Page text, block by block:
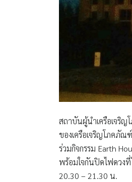
สถาบันผู้นำเครือเจริ
ของเครือเจริญโภคภัณ
ร่วมกิจกรรม Earth
พร้อมใจกันปิดไฟดวงที่
20.30 – 21.30 น.